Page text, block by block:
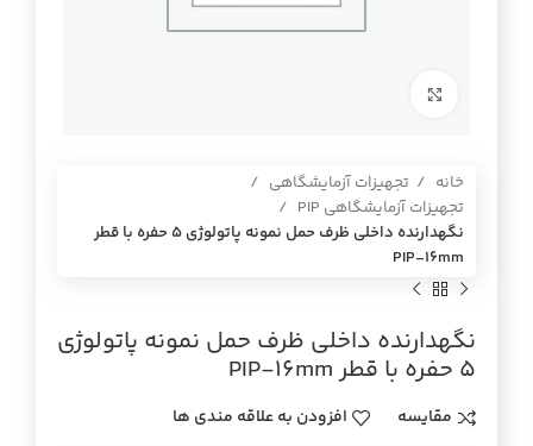
خانه
تجهیزات آزمایشگاهی
تجهیزات آزمایشگاهی PIP
نگهدارنده داخلي ظرف حمل نمونه پاتولوژي 5 حفره با قطر
PIP-16mm
نگهدارنده داخلي ظرف حمل نمونه پاتولوژي
5 حفره با قطر PIP-16mm
مقایسه افزودن به علاقه مندی ها